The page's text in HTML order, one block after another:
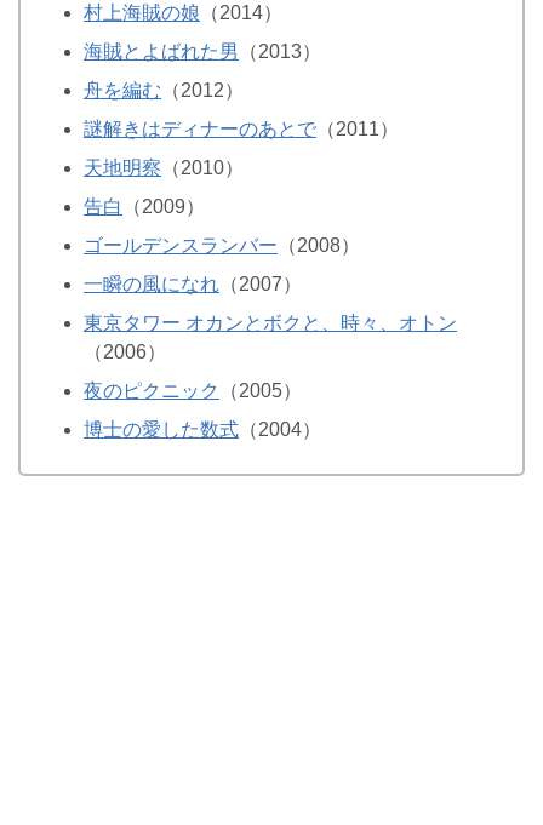
村上海賊の娘 （2014）
海賊とよばれた男
（2013）
舟を編む （2012）
謎解きはディナーのあとで （2011）
天地明察 （2010）
告白
（2009）
ゴールデンスランバー （2008）
一瞬の風になれ （2007）
東京タワー オカンとボクと、時々、オトン
（2006）
夜のピクニック
（2005）
博士の愛した数式 （2004）